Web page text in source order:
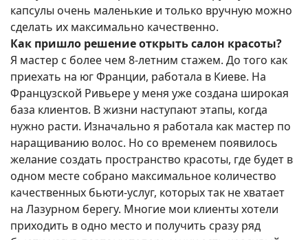
капсулы очень маленькие и только вручную можно
сделать их максимально качественно.
Как пришло решение открыть салон красоты?
Я мастер с более чем 8-летним стажем. До того как
приехать на юг Франции, работала в Киеве. На
Французской Ривьере у меня уже создана широкая
база клиентов. В жизни наступают этапы, когда
нужно расти. Изначально я работала как мастер по
наращиванию волос. Но со временем появилось
желание создать пространство красоты, где будет в
одном месте собрано максимальное количество
качественных бьюти-услуг, которых так не хватает
на Лазурном берегу. Многие мои клиенты хотели
приходить в одно место и получить сразу ряд